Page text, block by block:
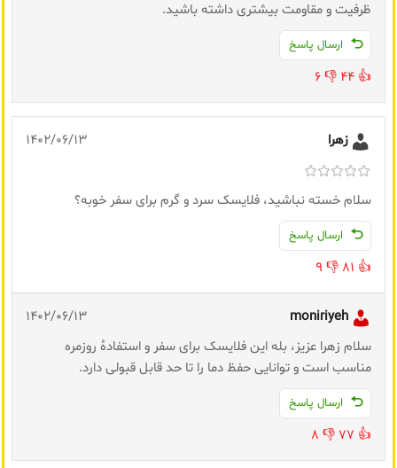
ظرفیت و مقاومت بیشتری داشته باشید.
ارسال پاسخ
👍
44
👎
6
زهرا 1402/06/13
سلام خسته نباشید، فلایسک سرد و گرم برای سفر خوبه؟
ارسال پاسخ
👍
81
👎
9
moniriyeh
1402/06/13
سلام زهرا عزیز، بله این فلایسک برای سفر و استفادهٔ روزمره
مناسب است و توانایی حفظ دما را تا حد قابل قبولی دارد.
ارسال پاسخ
👍
77
👎
8